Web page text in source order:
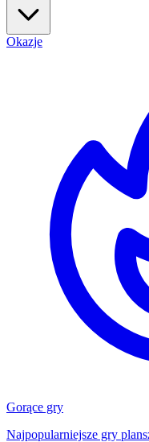
Okazje
Gorące gry
Najpopularniejsze gry